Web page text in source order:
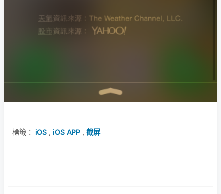
標籤： iOS , iOS APP , 截屏